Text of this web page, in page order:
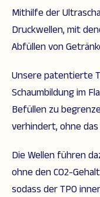
Mithilfe der
Druckwellen, mit
Abfüllen von
Unsere patentierte
Schaumbildung im
Befüllen zu
verhindert, ohne
Die Wellen führen
ohne den CO2-
sodass der TPO